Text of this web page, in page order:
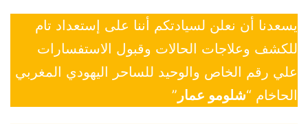
يسعدنا أن نعلن لسيادتكم أننا على إستعداد تام
للكشف وعلاجات الحالات وقبول الاستفسارات
علي رقم الخاص والوحيد للساحر اليهودي المغربي
الحاخام “شلومو عمار ”